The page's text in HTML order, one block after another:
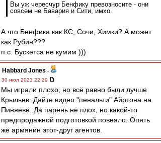
Вы уж чересчур Бенфику превозносите - они
совсем не Бавария и Сити, имхо.
А что Бенфика как КС, Сочи, Химки? А может
как Рубин???
п.с. Бускетса не кумим )))
Habbard Jones -
30 июл 2021 22:29
Мы играли плохо, но всё равно были лучше
Крыльев. Дайте видео "пенальти" Айртона на
Пиняеве. Да парень не плох, но какой-то
предпродажной подготовкой повеяло. Опять
же армянин этот-друг агентов.